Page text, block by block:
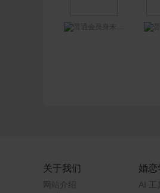
身末动心已远
关于我们
网站介绍
婚恋
AI 工具